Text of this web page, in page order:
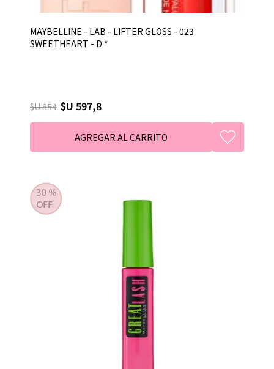
MAYBELLINE - LAB - LIFTER GLOSS - 023
SWEETHEART - D *
$U 854 $U 597,8